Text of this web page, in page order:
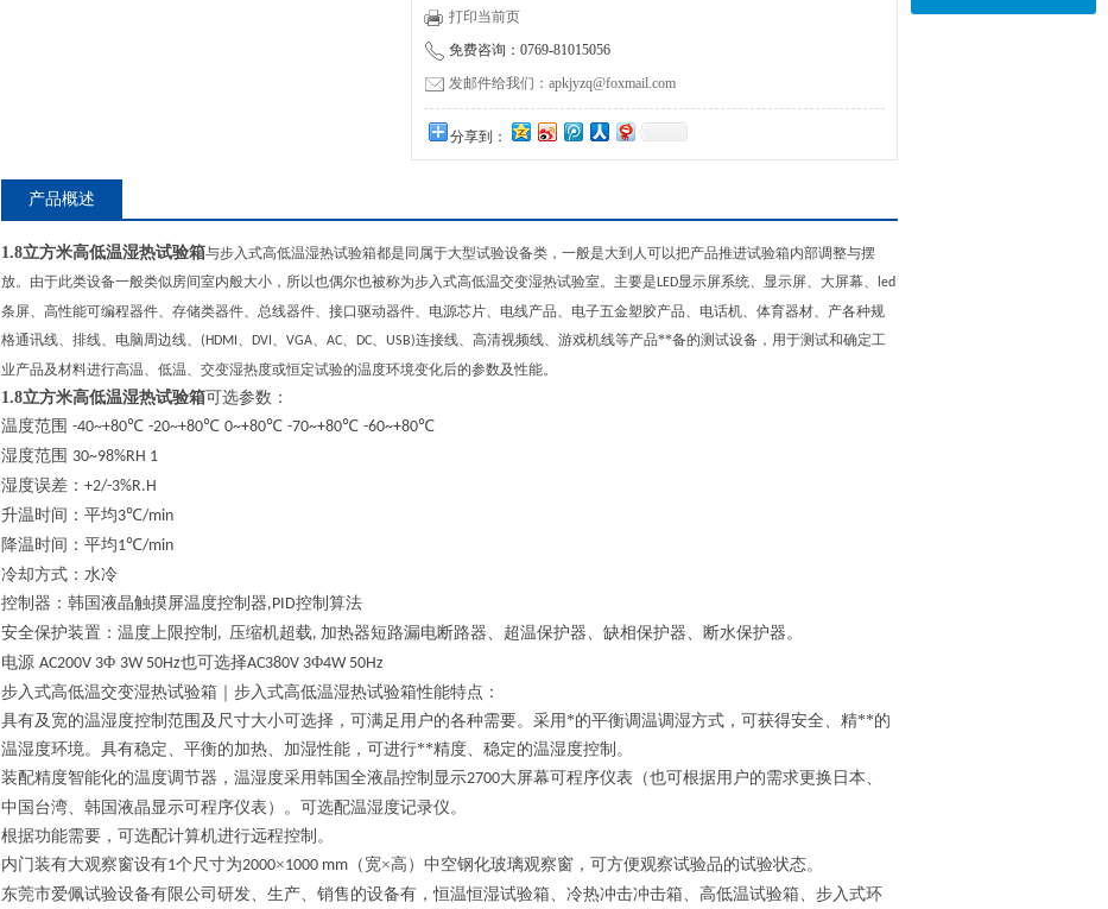
打印当前页
免费咨询：0769-81015056
发邮件给我们：apkjyzq@foxmail.com
分享到：
产品概述
1.8立方米高低温湿热试验箱与步入式高低温湿热试验箱都是同属于大型试验设备类，一般是大到人可以把产品推进试验箱内部调整与摆
放。由于此类设备一般类似房间室内般大小，所以也偶尔也被称为步入式高低温交变湿热试验室。主要是 LED显示屏系统、显示屏、大屏幕、 led
条屏、高性能可编程器件、存储类器件、总线器件、接口驱动器件、电源芯片、电线产品、电子五金塑胶产品、电话机、体育器材、产各种规
格通讯线、排线、电脑周边线、
(HDMI 、 DVI 、 VGA、 AC、 DC、 USB)连接线、高清视频线、游戏机线等产品**备的测试设备，用于测试和确定工
业产品及材料进行高温、低温、交变湿热度或恒定试验的温度环境变化后的参数及性能。
1.8立方米高低温湿热试验箱可选参数：
温度范围 -40~+80℃ -20~+80℃ 0~+80℃ -70~+80℃ -60~+80℃
湿度范围 30~98%RH 1
湿度误差： +2/-3%R.H
升温时间：平均3℃/min
降温时间：平均1℃/min
冷却方式：水冷
控制器：韩国液晶触摸屏温度控制器,PID控制算法
安全保护装置：温度上限控制 , 压缩机超载, 加热器短路漏电断路器、超温保护器、缺相保护器、断水保护器。
电源 AC200V 3Φ 3W 50Hz也可选择AC380V 3Φ4W 50Hz
步入式高低温交变湿热试验箱｜步入式高低温湿热试验箱性能特点：
具有及宽的温湿度控制范围及尺寸大小可选择，可满足用户的各种需要。采用*的平衡调温调湿方式，可获得安全、精**的
温湿度环境。具有稳定、平衡的加热、加湿性能，可进行**精度、稳定的温湿度控制。
装配精度智能化的温度调节器，温湿度采用韩国全液晶控制显示2700大屏幕可程序仪表（也可根据用户的需求更换日本、
中国台湾、韩国液晶显示可程序仪表）。可选配温湿度记录仪。
根据功能需要，可选配计算机进行远程控制。
内门装有大观察窗设有1个尺寸为2000×1000 mm （宽×高）中空钢化玻璃观察窗，可方便观察试验品的试验状态。
东莞市爱佩试验设备有限公司研发、生产、销售的设备有，恒温恒湿试验箱、冷热冲击冲击箱、高低温试验箱、步入式环